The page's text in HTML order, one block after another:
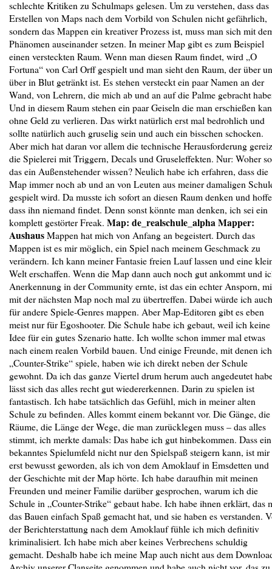
schlechte Kritiken zu Schulmaps gelesen. Um zu verstehen, dass das
Erstellen von Maps nach dem Vorbild von Schulen nicht gefährlich,
sondern das Mappen ein kreativer Prozess ist, muss man sich mit
Phänomen auseinander setzen. In meiner Map gibt es zum Beispiel
einen versteckten Raum. Wenn man diesen Raum findet, wird „O
Fortuna“ von Carl Orff gespielt und man sieht den Raum, der über
über in Blut getränkt ist. Es stehen versteckt ein paar Namen an der
Wand, von Lehrern, die mich ab und an auf die Palme gebracht
Und in diesem Raum stehen ein paar Geiseln die man erschießen
ohne Geld zu verlieren. Das wirkt natürlich erst mal bedrohlich und
sollte natürlich auch gruselig sein und auch ein bisschen schocken.
Aber mich hat daran vor allem die technische Herausforderung
die Spielerei mit Triggern, Decals und Gruseleffekten. Nur: Woher
das ein Außenstehender wissen? Neulich habe ich erfahren, dass die
Map immer noch ab und an von Leuten aus meiner damaligen
gespielt wird. Da musste ich sofort an diesen Raum denken und
dass ihn niemand findet. Denn sonst könnte man denken, ich sei ein
komplett gestörter Freak. Map: de_realschule_alpha Mapper:
AushausMappen hat mich von Anfang an begeistert. Durch das
Mappen ist es mir möglich, ein Spiel nach meinem Geschmack zu
verändern. Ich kann meiner Fantasie freien Lauf lassen und eine
Welt erschaffen. Wenn die Map dann auch noch gut ankommt und
Anerkennung in der Community ernte, ist das ein echter Ansporn,
mit der nächsten Map noch mal zu übertreffen. Dabei würde ich auch
für andere Spiele-Genres mappen. Aber Map-Editoren gibt es eben
meist nur für Egoshooter. Die Schule habe ich gebaut, weil ich keine
Idee für ein gutes Szenario hatte. Ich wollte schon immer mal etwas
nach einem realen Vorbild bauen. Und einige Freunde, mit denen ich
„Counter-Strike“ spiele, haben wie ich direkt neben der Schule
gewohnt. Da ich das ganze Viertel drum herum auch angedeutet
lässt sich das alles recht gut wiedererkennen. Darin zu spielen ist
fantastisch. Ich habe tatsächlich das Gefühl, mich in meiner alten
Schule zu befinden. Alles kommt einem bekannt vor. Die Gänge, die
Räume, die Länge der Wege, die man zurücklegen muss – das alles
stimmt, ich merkte damals: Das habe ich gut hinbekommen. Dass ein
bekanntes Spielumfeld nicht nur den Spielspaß steigern kann, ist mir
erst bewusst geworden, als ich von dem Amoklauf in Emsdetten und
der Geschichte mit der Map hörte. Ich habe daraufhin mit meinen
Freunden und meiner Familie darüber gesprochen, warum ich die
Schule in „Counter-Strike“ gebaut habe. Ich habe ihnen erklärt, das
das Bauen einfach Spaß gemacht hat, und sie haben es verstanden.
der Berichterstattung nach dem Amoklauf fühle ich mich definitiv
kriminalisiert. Ich habe mich aber keines Verbrechens schuldig
gemacht. Deshalb habe ich meine Map auch nicht aus dem